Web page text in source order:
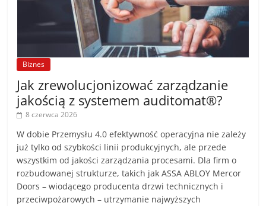
Biznes
Jak zrewolucjonizować zarządzanie
jakością z systemem auditomat®?
8 czerwca 2026
W dobie Przemysłu 4.0 efektywność operacyjna nie zależy
już tylko od szybkości linii produkcyjnych, ale przede
wszystkim od jakości zarządzania procesami. Dla firm o
rozbudowanej strukturze, takich jak ASSA ABLOY Mercor
Doors – wiodącego producenta drzwi technicznych i
przeciwpożarowych – utrzymanie najwyższych